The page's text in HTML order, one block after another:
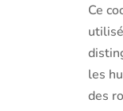
Ce
les
des